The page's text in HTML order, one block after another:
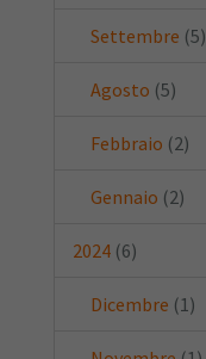
Settembre (5)
Agosto (5)
Febbraio (2)
Gennaio (2)
2024 (6)
Dicembre (1)